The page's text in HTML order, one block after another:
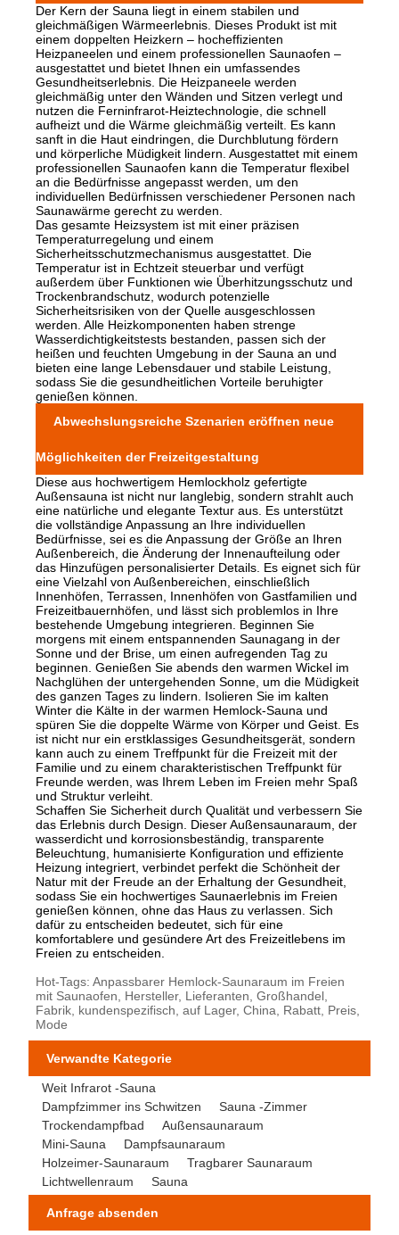
Der Kern der Sauna liegt in einem stabilen und
gleichmäßigen Wärmeerlebnis. Dieses Produkt ist mit
einem doppelten Heizkern – hocheffizienten
Heizpaneelen und einem professionellen Saunaofen –
ausgestattet und bietet Ihnen ein umfassendes
Gesundheitserlebnis. Die Heizpaneele werden
gleichmäßig unter den Wänden und Sitzen verlegt und
nutzen die Ferninfrarot-Heiztechnologie, die schnell
aufheizt und die Wärme gleichmäßig verteilt. Es kann
sanft in die Haut eindringen, die Durchblutung fördern
und körperliche Müdigkeit lindern. Ausgestattet mit einem
professionellen Saunaofen kann die Temperatur flexibel
an die Bedürfnisse angepasst werden, um den
individuellen Bedürfnissen verschiedener Personen nach
Saunawärme gerecht zu werden.
Das gesamte Heizsystem ist mit einer präzisen
Temperaturregelung und einem
Sicherheitsschutzmechanismus ausgestattet. Die
Temperatur ist in Echtzeit steuerbar und verfügt
außerdem über Funktionen wie Überhitzungsschutz und
Trockenbrandschutz, wodurch potenzielle
Sicherheitsrisiken von der Quelle ausgeschlossen
werden. Alle Heizkomponenten haben strenge
Wasserdichtigkeitstests bestanden, passen sich der
heißen und feuchten Umgebung in der Sauna an und
bieten eine lange Lebensdauer und stabile Leistung,
sodass Sie die gesundheitlichen Vorteile beruhigter
genießen können.
Abwechslungsreiche Szenarien eröffnen neue
Möglichkeiten der Freizeitgestaltung
Diese aus hochwertigem Hemlockholz gefertigte
Außensauna ist nicht nur langlebig, sondern strahlt auch
eine natürliche und elegante Textur aus. Es unterstützt
die vollständige Anpassung an Ihre individuellen
Bedürfnisse, sei es die Anpassung der Größe an Ihren
Außenbereich, die Änderung der Innenaufteilung oder
das Hinzufügen personalisierter Details. Es eignet sich für
eine Vielzahl von Außenbereichen, einschließlich
Innenhöfen, Terrassen, Innenhöfen von Gastfamilien und
Freizeitbauernhöfen, und lässt sich problemlos in Ihre
bestehende Umgebung integrieren. Beginnen Sie
morgens mit einem entspannenden Saunagang in der
Sonne und der Brise, um einen aufregenden Tag zu
beginnen. Genießen Sie abends den warmen Wickel im
Nachglühen der untergehenden Sonne, um die Müdigkeit
des ganzen Tages zu lindern. Isolieren Sie im kalten
Winter die Kälte in der warmen Hemlock-Sauna und
spüren Sie die doppelte Wärme von Körper und Geist. Es
ist nicht nur ein erstklassiges Gesundheitsgerät, sondern
kann auch zu einem Treffpunkt für die Freizeit mit der
Familie und zu einem charakteristischen Treffpunkt für
Freunde werden, was Ihrem Leben im Freien mehr Spaß
und Struktur verleiht.
Schaffen Sie Sicherheit durch Qualität und verbessern Sie
das Erlebnis durch Design. Dieser Außensaunaraum, der
wasserdicht und korrosionsbeständig, transparente
Beleuchtung, humanisierte Konfiguration und effiziente
Heizung integriert, verbindet perfekt die Schönheit der
Natur mit der Freude an der Erhaltung der Gesundheit,
sodass Sie ein hochwertiges Saunaerlebnis im Freien
genießen können, ohne das Haus zu verlassen. Sich
dafür zu entscheiden bedeutet, sich für eine
komfortablere und gesündere Art des Freizeitlebens im
Freien zu entscheiden.
Hot-Tags: Anpassbarer Hemlock-Saunaraum im Freien
mit Saunaofen, Hersteller, Lieferanten, Großhandel,
Fabrik, kundenspezifisch, auf Lager, China, Rabatt, Preis,
Mode
Verwandte Kategorie
Weit Infrarot -Sauna
Dampfzimmer ins Schwitzen
Sauna -Zimmer
Trockendampfbad
Außensaunaraum
Mini-Sauna
Dampfsaunaraum
Holzeimer-Saunaraum
Tragbarer Saunaraum
Lichtwellenraum
Sauna
Anfrage absenden